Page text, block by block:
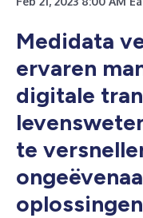
Medidata
ervaren
digitale
te
oplossingen